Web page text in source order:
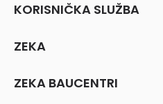
KORISNIČKA SLUŽBA
ZEKA
ZEKA BAUCENTRI